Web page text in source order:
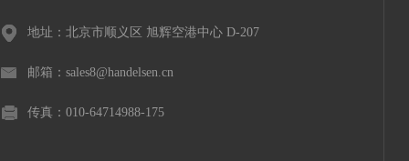
地址：北京市顺义区 旭辉空港中心 D-207
邮箱：sales8@handelsen.cn
传真：010-64714988-175